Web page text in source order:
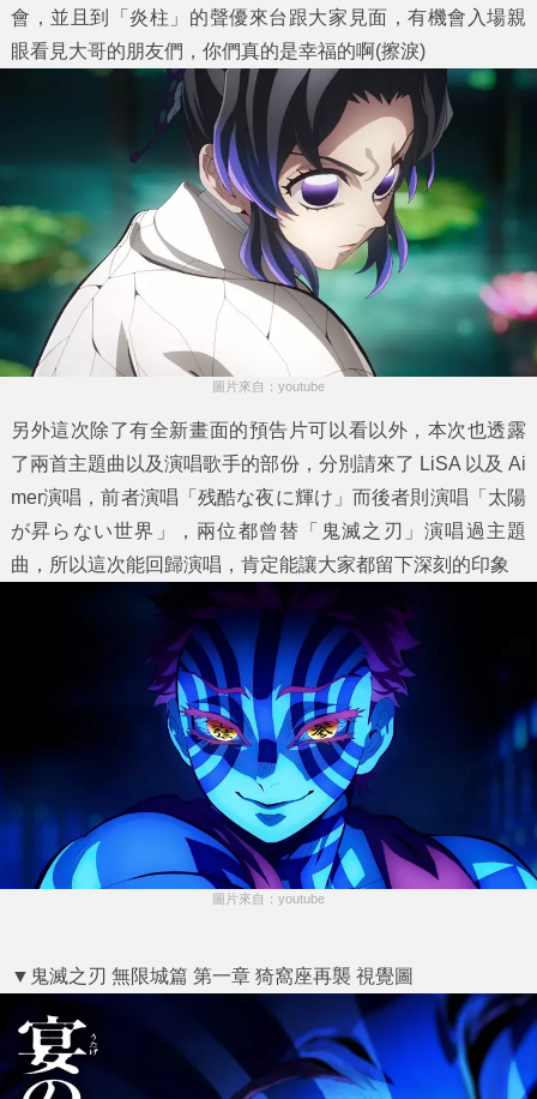
會，並且到「炎柱」的聲優來台跟大家見面，有機會入場親
眼看見大哥的朋友們，你們真的是幸福的啊(擦淚)
圖片來自：youtube
另外這次除了有全新畫面的預告片可以看以外，本次也透露
了兩首主題曲以及演唱歌手的部份，分別請來了 LiSA 以及 Ai
mer演唱，前者演唱「残酷な夜に輝け」而後者則演唱「太陽
が昇らない世界」，兩位都曾替「鬼滅之刃」演唱過主題
曲，所以這次能回歸演唱，肯定能讓大家都留下深刻的印象
圖片來自：youtube
▼鬼滅之刃 無限城篇 第一章 猗窩座再襲 視覺圖